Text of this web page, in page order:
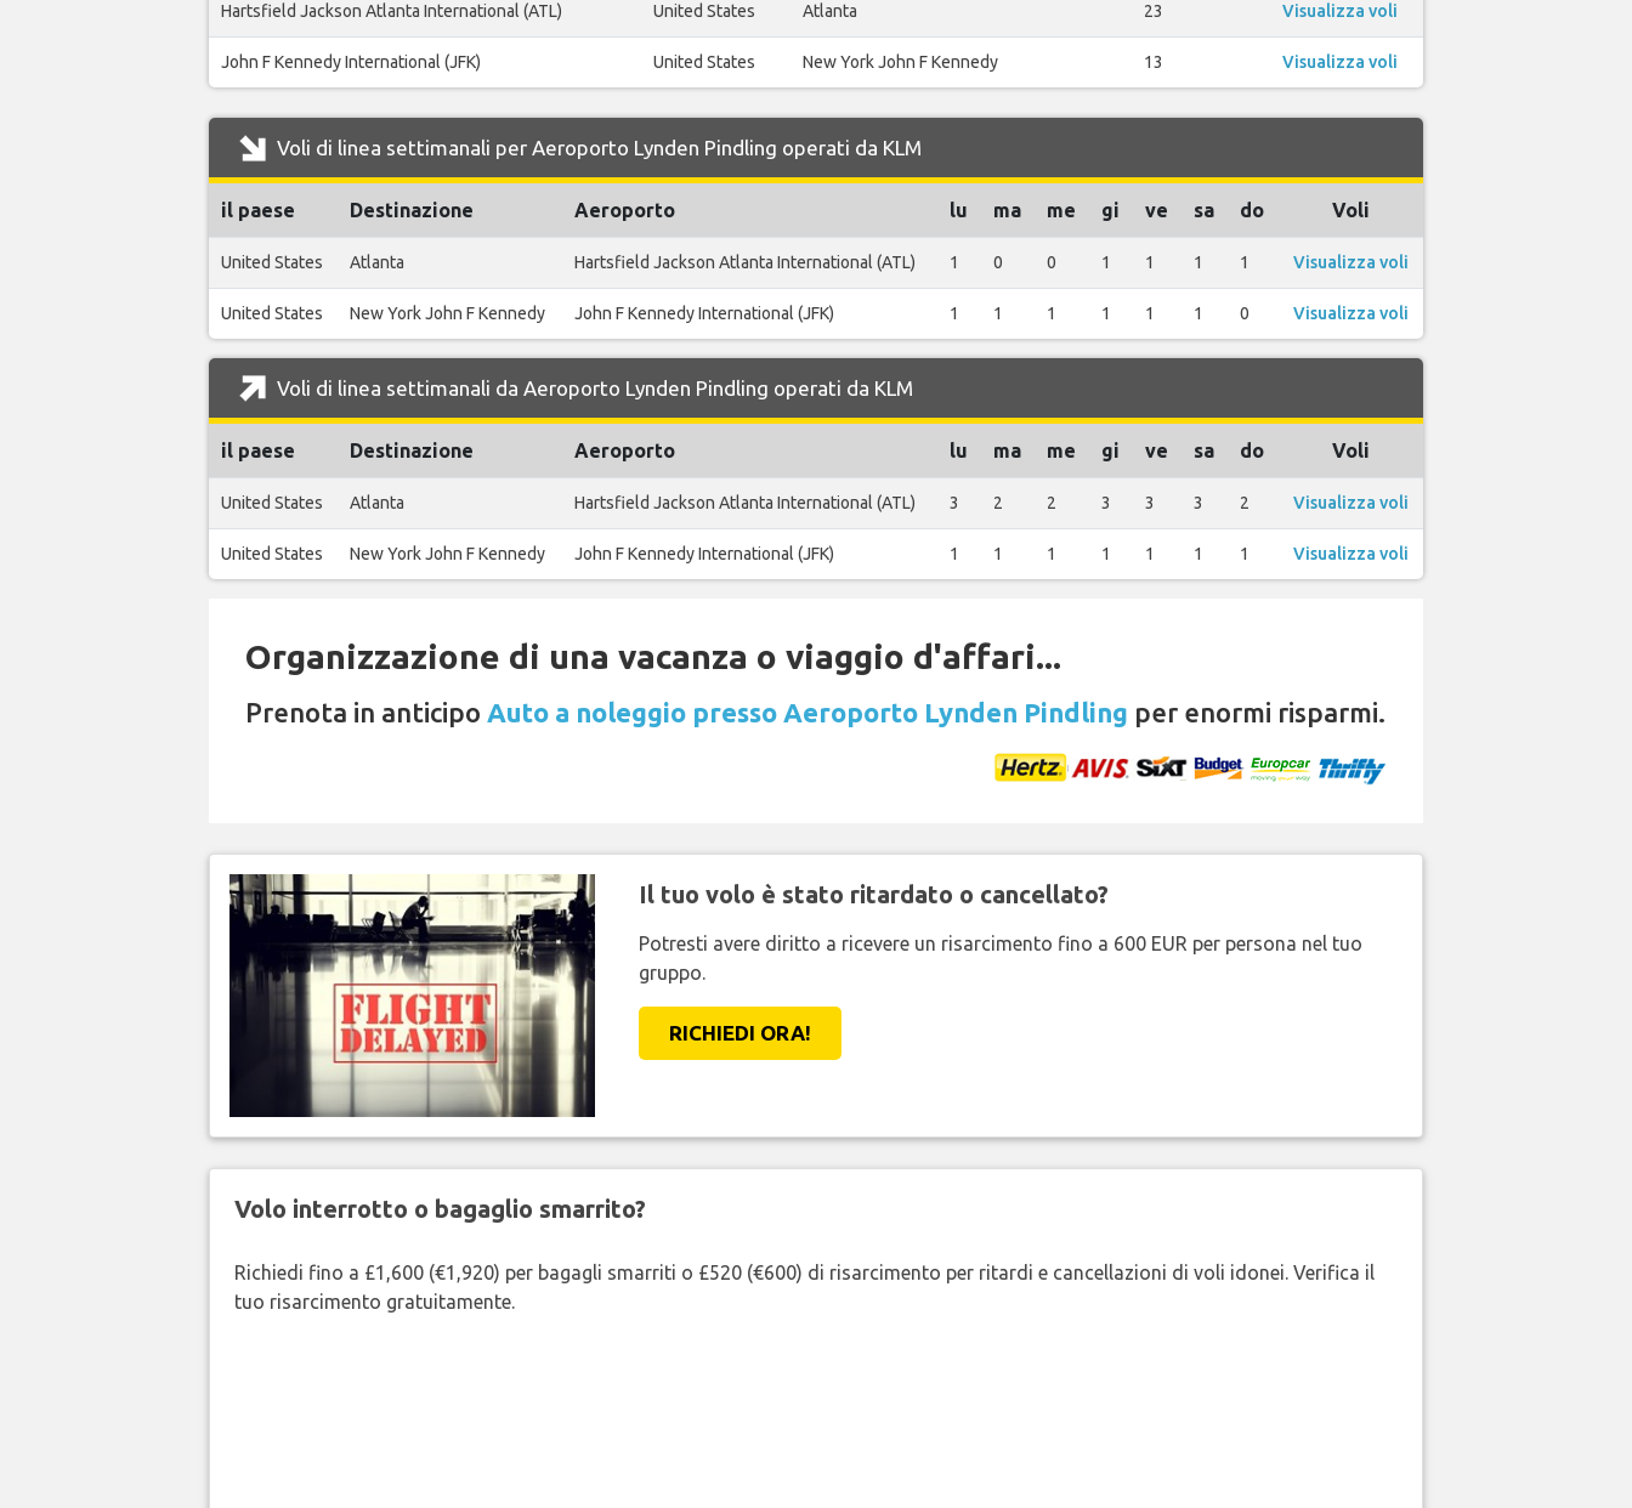
Hartsfield Jackson Atlanta International (ATL) United States Atlanta 23 Visualizza voli
John F Kennedy International (JFK) United States New York John F Kennedy 13 Visualizza voli
Voli di linea settimanali per Aeroporto Lynden Pindling operati da KLM
il paese Destinazione Aeroporto lu ma me gi ve sa do Voli
United States Atlanta Hartsfield Jackson Atlanta International (ATL) 1 0 0 1 1 1 1 Visualizza voli
United States New York John F Kennedy John F Kennedy International (JFK) 1 1 1 1 1 1 0 Visualizza voli
Voli di linea settimanali da Aeroporto Lynden Pindling operati da KLM
il paese Destinazione Aeroporto lu ma me gi ve sa do Voli
United States Atlanta Hartsfield Jackson Atlanta International (ATL) 3 2 2 3 3 3 2 Visualizza voli
United States New York John F Kennedy John F Kennedy International (JFK) 1 1 1 1 1 1 1 Visualizza voli
Organizzazione di una vacanza o viaggio d'affari...
Prenota in anticipo Auto a noleggio presso Aeroporto Lynden Pindling per enormi risparmi.
Il tuo volo è stato ritardato o cancellato?
Potresti avere diritto a ricevere un risarcimento fino a 600 EUR per persona nel tuo
gruppo.
RICHIEDI ORA!
Volo interrotto o bagaglio smarrito?
Richiedi fino a £1,600 (€1,920) per bagagli smarriti o £520 (€600) di risarcimento per ritardi e cancellazioni di voli idonei. Verifica il
tuo risarcimento gratuitamente.